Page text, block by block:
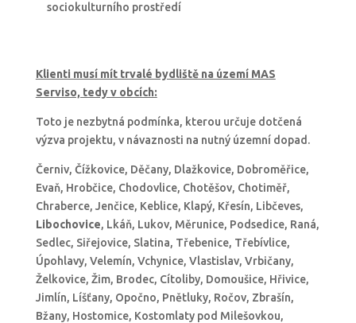
sociokulturního prostředí
Klienti musí mít trvalé bydliště na území MAS
Serviso, tedy v obcích:
Toto je nezbytná podmínka, kterou určuje dotčená
výzva projektu, v návaznosti na nutný územní dopad.
Černiv, Čížkovice, Děčany, Dlažkovice, Dobroměřice,
Evaň, Hrobčice, Chodovlice, Chotěšov, Chotiměř,
Chraberce, Jenčice, Keblice, Klapý, Křesín, Libčeves,
Libochovice, Lkáň, Lukov, Měrunice, Podsedice, Raná,
Sedlec, Siřejovice, Slatina, Třebenice, Třebívlice,
Úpohlavy, Velemín, Vchynice, Vlastislav, Vrbičany,
Želkovice, Žim, Brodec, Cítoliby, Domoušice, Hřivice,
Jimlín, Líšťany, Opočno, Pnětluky, Ročov, Zbrašín,
Bžany, Hostomice, Kostomlaty pod Milešovkou,